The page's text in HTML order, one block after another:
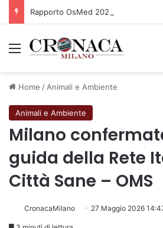
Rapporto OsMed 2025 sull’uso dei
Menu
Home / Animali e Ambiente
Animali e Ambiente
Milano
guida della Rete
Città Sane – OMS
CronacaMilano 27 Maggio 2026